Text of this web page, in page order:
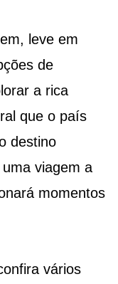
leve em
de
a rica
que o país
destino
viagem a
momentos
vários